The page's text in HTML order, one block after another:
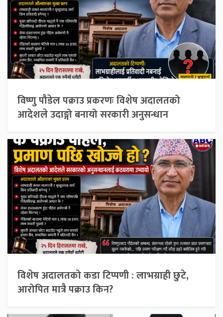
विष्णु पौडेल पक्राउ प्रकरणः विशेष अदालतको
आदेशले उदाङ्गो बनायो सरकारी अनुसन्धान
विशेष अदालतको कडा टिप्पणी : लाभग्राही छुटे,
आरोपित मात्रै पक्राउ किन?